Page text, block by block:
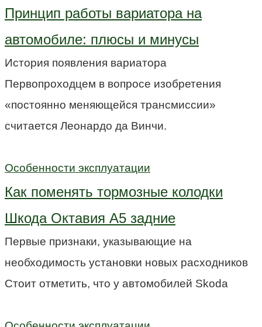
Принцип работы вариатора на
автомобиле: плюсы и минусы
История появления вариатора
Первопроходцем в вопросе изобретения
«постоянно меняющейся трансмиссии»
считается Леонардо да Винчи.
Особенности эксплуатации
Как поменять тормозные колодки
Шкода Октавия А5 задние
Первые признаки, указывающие на
необходимость установки новых расходников
Стоит отметить, что у автомобилей Skoda